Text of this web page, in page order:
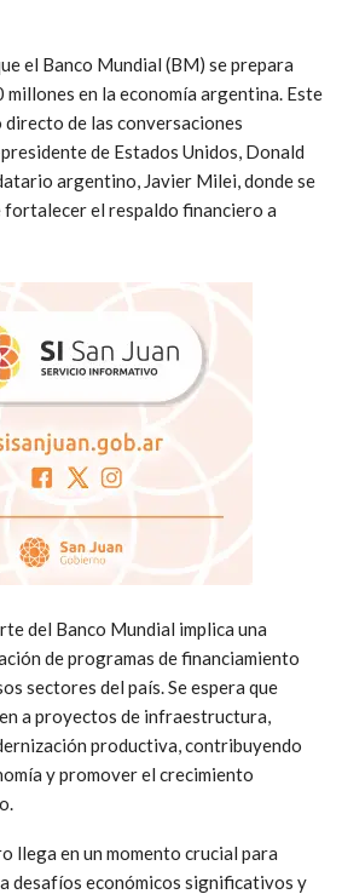
el Banco Mundial (BM) se prepara
en la economía argentina. Este
de las conversaciones
de Estados Unidos, Donald
argentino, Javier Milei, donde se
fortalecer el respaldo financiero a
del Banco Mundial implica una
de programas de financiamiento
sectores del país. Se espera que
a proyectos de infraestructura,
productiva, contribuyendo
y promover el crecimiento
llega en un momento crucial para
desafíos económicos significativos y